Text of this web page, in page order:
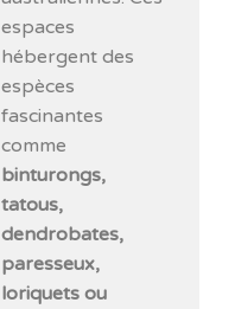
espaces
hébergent des
espèces
fascinantes
comme
binturongs,
tatous,
dendrobates,
paresseux,
loriquets ou